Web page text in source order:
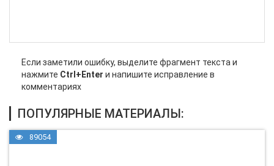
Если заметили ошибку, выделите фрагмент текста и
нажмите Ctrl+Enter и напишите исправление в
комментариях
ПОПУЛЯРНЫЕ МАТЕРИАЛЫ:
89054